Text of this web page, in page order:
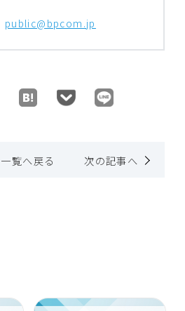
public@bpcom.jp
一覧へ戻る 次の記事へ